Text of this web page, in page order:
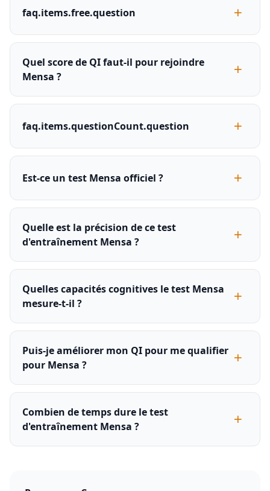
faq.items.free.question
Quel score de QI faut-il pour rejoindre
Mensa ?
faq.items.questionCount.question
Est-ce un test Mensa officiel ?
Quelle est la précision de ce test
d'entraînement Mensa ?
Quelles capacités cognitives le test Mensa
mesure-t-il ?
Puis-je améliorer mon QI pour me qualifier
pour Mensa ?
Combien de temps dure le test
d'entraînement Mensa ?